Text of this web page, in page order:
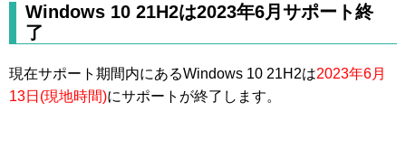
Windows 10 21H2は2023年6月サポート終
了
現在サポート期間内にあるWindows 10 21H2は2023年6月
13日(現地時間)にサポートが終了します。